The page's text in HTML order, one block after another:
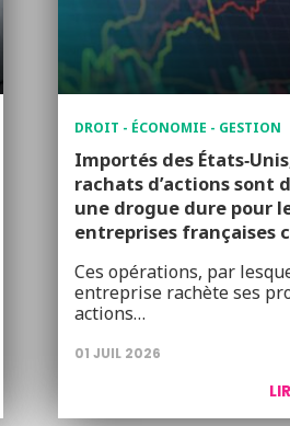
DROIT - ÉCONOMIE - GESTION
Importés des
rachats d’actions sont
une drogue dure pour
entreprises françaises
Ces opérations, par
entreprise rachète ses
actions…
01 JUIL 2026